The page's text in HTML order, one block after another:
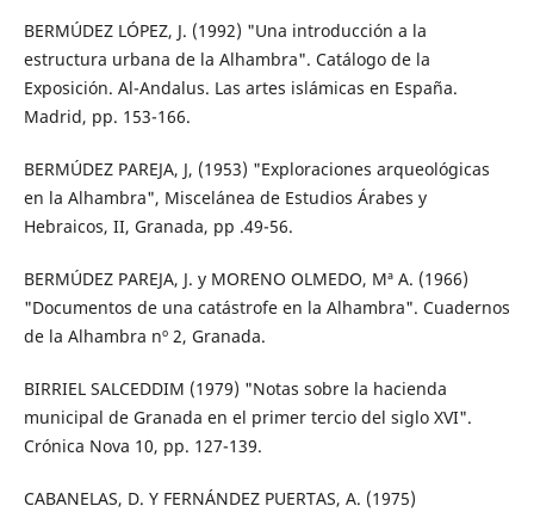
BERMÚDEZ LÓPEZ, J. (1992) "Una introducción a la
estructura urbana de la Alhambra". Catálogo de la
Exposición. Al-Andalus. Las artes islámicas en España.
Madrid, pp. 153-166.
BERMÚDEZ PAREJA, J, (1953) "Exploraciones arqueológicas
en la Alhambra", Miscelánea de Estudios Árabes y
Hebraicos, II, Granada, pp .49-56.
BERMÚDEZ PAREJA, J. y MORENO OLMEDO, Mª A. (1966)
"Documentos de una catástrofe en la Alhambra". Cuadernos
de la Alhambra nº 2, Granada.
BIRRIEL SALCEDDIM (1979) "Notas sobre la hacienda
municipal de Granada en el primer tercio del siglo XVI".
Crónica Nova 10, pp. 127-139.
CABANELAS, D. Y FERNÁNDEZ PUERTAS, A. (1975)